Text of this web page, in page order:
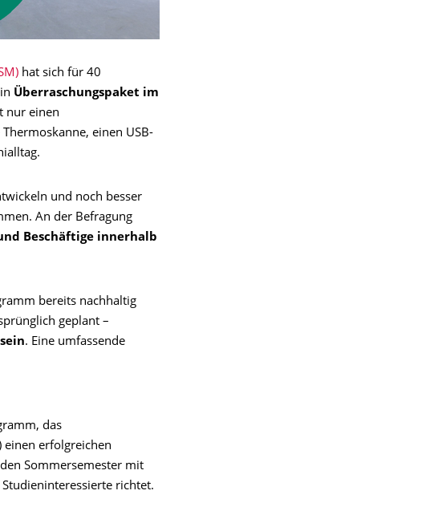
hat sich für 40
Überraschungspaket im
nur einen
einen USB-
und noch besser
An der Befragung
Beschäftige innerhalb
bereits nachhaltig
geplant –
. Eine umfassende
das
einen erfolgreichen
Sommersemester mit
richtet.